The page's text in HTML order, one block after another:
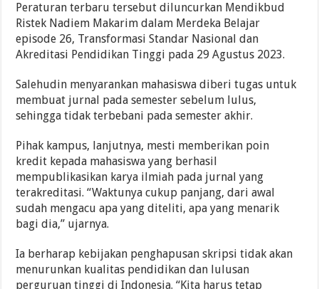
Peraturan terbaru tersebut diluncurkan Mendikbud
Ristek Nadiem Makarim dalam Merdeka Belajar
episode 26, Transformasi Standar Nasional dan
Akreditasi Pendidikan Tinggi pada 29 Agustus 2023.
Salehudin menyarankan mahasiswa diberi tugas untuk
membuat jurnal pada semester sebelum lulus,
sehingga tidak terbebani pada semester akhir.
Pihak kampus, lanjutnya, mesti memberikan poin
kredit kepada mahasiswa yang berhasil
mempublikasikan karya ilmiah pada jurnal yang
terakreditasi. “Waktunya cukup panjang, dari awal
sudah mengacu apa yang diteliti, apa yang menarik
bagi dia,” ujarnya.
Ia berharap kebijakan penghapusan skripsi tidak akan
menurunkan kualitas pendidikan dan lulusan
perguruan tinggi di Indonesia. “Kita harus tetap